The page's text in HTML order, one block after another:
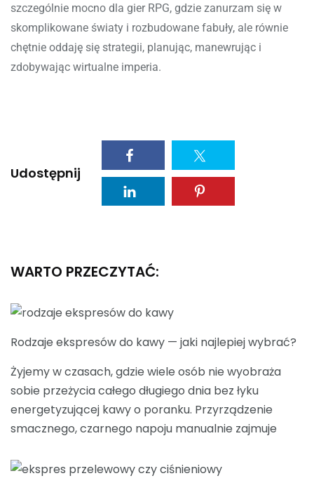
szczególnie mocno dla gier RPG, gdzie zanurzam się w
skomplikowane światy i rozbudowane fabuły, ale równie
chętnie oddaję się strategii, planując, manewrując i
zdobywając wirtualne imperia.
Udostępnij
WARTO PRZECZYTAĆ:
Rodzaje ekspresów do kawy — jaki najlepiej wybrać?
Żyjemy w czasach, gdzie wiele osób nie wyobraża
sobie przeżycia całego długiego dnia bez łyku
energetyzującej kawy o poranku. Przyrządzenie
smacznego, czarnego napoju manualnie zajmuje